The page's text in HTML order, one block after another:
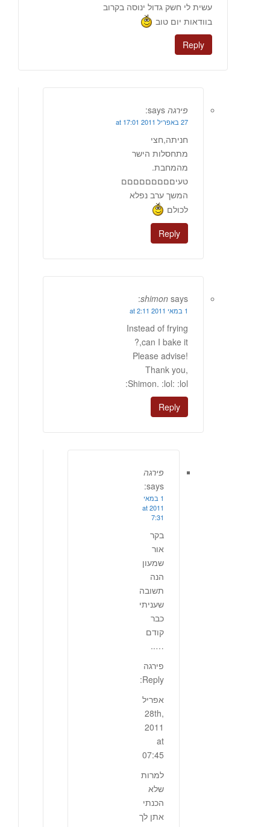
עשית לי חשק גדול ינוסה בקרוב
בוודאות יום טוב
Reply
פירגה says:
27 באפריל 2011 at 17:01
חניתה,חצי
מתחסלות הישר
מהמחבת.
טעיםםםםםםםםם
המשך ערב נפלא
לכולם
Reply
shimon says:
1 במאי 2011 at 2:11
Instead of frying
,can I bake it?
Please advise!
Thank you,
Shimon. :lol: :lol:
Reply
פירגה
says:
1 במאי
2011 at
7:31
בקר
אור
שמעון
הנה
תשובה
שעניתי
כבר
קודם
…..
פירגה
Reply:
אפריל
28th,
2011
at
07:45
למרות
שלא
הכנתי
אתן לך